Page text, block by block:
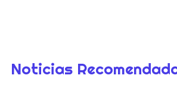
Noticias